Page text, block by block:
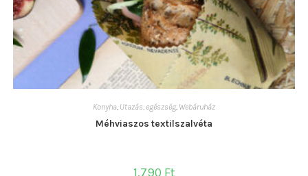
Konyha, Utazás, egészség, Webáruház
Méhviaszos textilszalvéta
1.790 Ft